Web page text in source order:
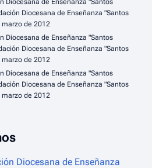
Diocesana de Enseñanza "Santos
Diocesana de Enseñanza "Santos
marzo de 2012
Diocesana de Enseñanza "Santos
Diocesana de Enseñanza "Santos
marzo de 2012
Diocesana de Enseñanza "Santos
Diocesana de Enseñanza "Santos
marzo de 2012
Diocesana de Enseñanza